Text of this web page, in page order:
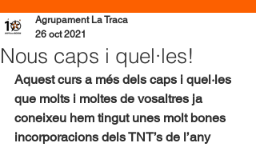
Nous caps i quel·les!
Agrupament La Traca
26 oct 2021
Aquest curs a més dels caps i quel·les
que molts i moltes de vosaltres ja
coneixeu hem tingut unes molt bones
incorporacions dels TNT’s de l’any